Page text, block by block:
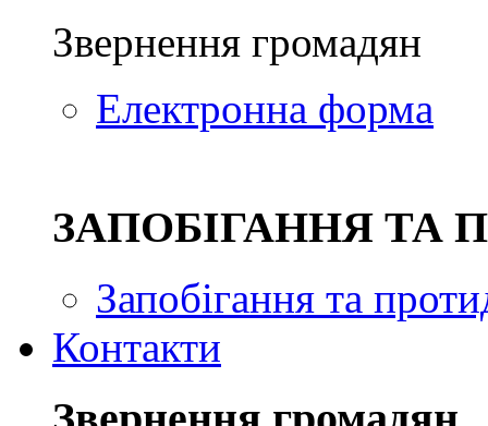
Звернення громадян
Електронна форма
ЗAПОБІГАННЯ ТА
Запобігання та
Контакти